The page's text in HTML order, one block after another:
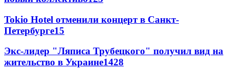
Tokio Hotel отменили концерт в Санкт-
Петербурге15
Экс-лидер "Ляписа Трубецкого" получил вид на
жительство в Украине1428